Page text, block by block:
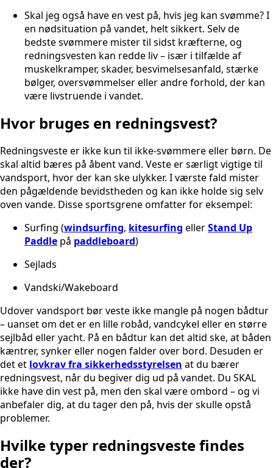
Skal jeg også have en vest på, hvis jeg kan svømme? I
en nødsituation på vandet, helt sikkert. Selv de
bedste svømmere mister til sidst kræfterne, og
redningsvesten kan redde liv – især i tilfælde af
muskelkramper, skader, besvimelsesanfald, stærke
bølger, oversvømmelser eller andre forhold, der kan
være livstruende i vandet.
Hvor bruges en redningsvest?
Redningsveste er ikke kun til ikke-svømmere eller børn. De
skal altid bæres på åbent vand. Veste er særligt vigtige til
vandsport, hvor der kan ske ulykker. I værste fald mister
den pågældende bevidstheden og kan ikke holde sig selv
oven vande. Disse sportsgrene omfatter for eksempel:
Surfing (windsurfing, kitesurfing ellerStand Up
Paddle på paddleboard)
Sejlads
Vandski/Wakeboard
Udover vandsport bør veste ikke mangle på nogen bådtur
– uanset om det er en lille robåd, vandcykel eller en større
sejlbåd eller yacht. På en bådtur kan det altid ske, at båden
kæntrer, synker eller nogen falder over bord. Desuden er
det et lovkrav fra sikkerhedsstyrelsen at du bærer
redningsvest, når du begiver dig ud på vandet. Du SKAL
ikke have din vest på, men den skal være ombord – og vi
anbefaler dig, at du tager den på, hvis der skulle opstå
problemer.
Hvilke typer redningsveste findes
der?